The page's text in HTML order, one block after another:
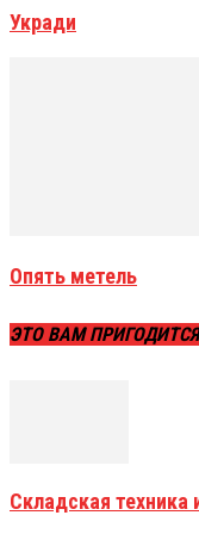
Укради
Опять метель
ЭТО ВАМ
Складская техника